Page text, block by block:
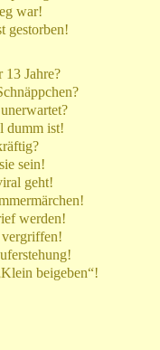
war!
gestorben!
Jahre?
dumm ist!
sein!
geht!
werden!
beigeben“!